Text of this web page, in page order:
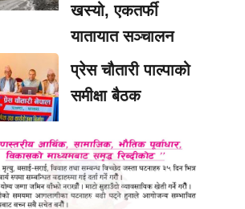
खस्यो, एकतर्फी
यातायात सञ्चालन
प्रेस चौतारी पाल्पाको
समीक्षा बैठक